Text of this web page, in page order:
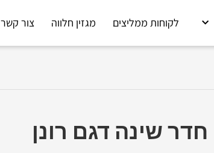
לקוחות ממליצים מגזין חלווה צור קשר
חדר שינה דגם רונן